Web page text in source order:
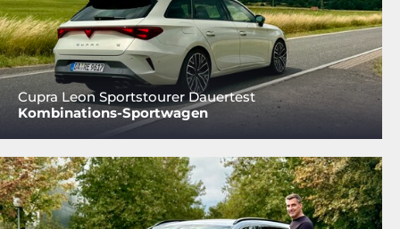
Cupra Leon Sportstourer Dauertest
Kombinations-Sportwagen